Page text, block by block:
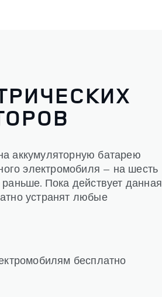
аккумуляторную батарею
электромобиля — на шесть
Пока действует данная
устранят любые
бесплатно